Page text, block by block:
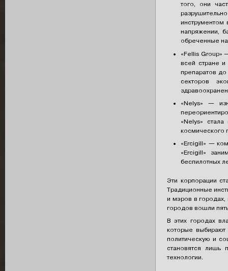
того, они
инструментом
напряжении,
обреченные на
«Fellis Group»
всей стране и
препаратов
секторов
«Nelys» —
«Nelys»
космического
«Ercigill» —
«Ercigill»
беспилотных
Эти корпорации
Традиционные
и мэров в городах,
городов вошли
В этих городах
которые
политическую и
становятся лишь
технологии.